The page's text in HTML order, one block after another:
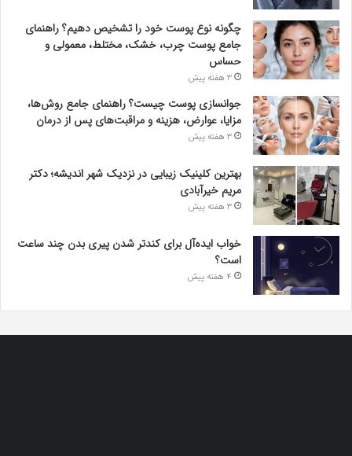
چگونه نوع پوست خود را تشخیص دهیم؟ راهنمای
جامع پوست چرب، خشک، مختلط، معمولی و
حساس
3 هفته پیش
جوانسازی پوست چیست؟ راهنمای جامع روش‌ها،
مزایا، عوارض، هزینه و مراقبت‌های پس از درمان
3 هفته پیش
بهترین کلینیک زیبایی در نزدیک شهر اندیشه؛ دکتر
مریم خیرآبادی
3 هفته پیش
خواب ایده‌آل برای کندتر شدن پیری بدن چند ساعت
است؟
4 هفته پیش